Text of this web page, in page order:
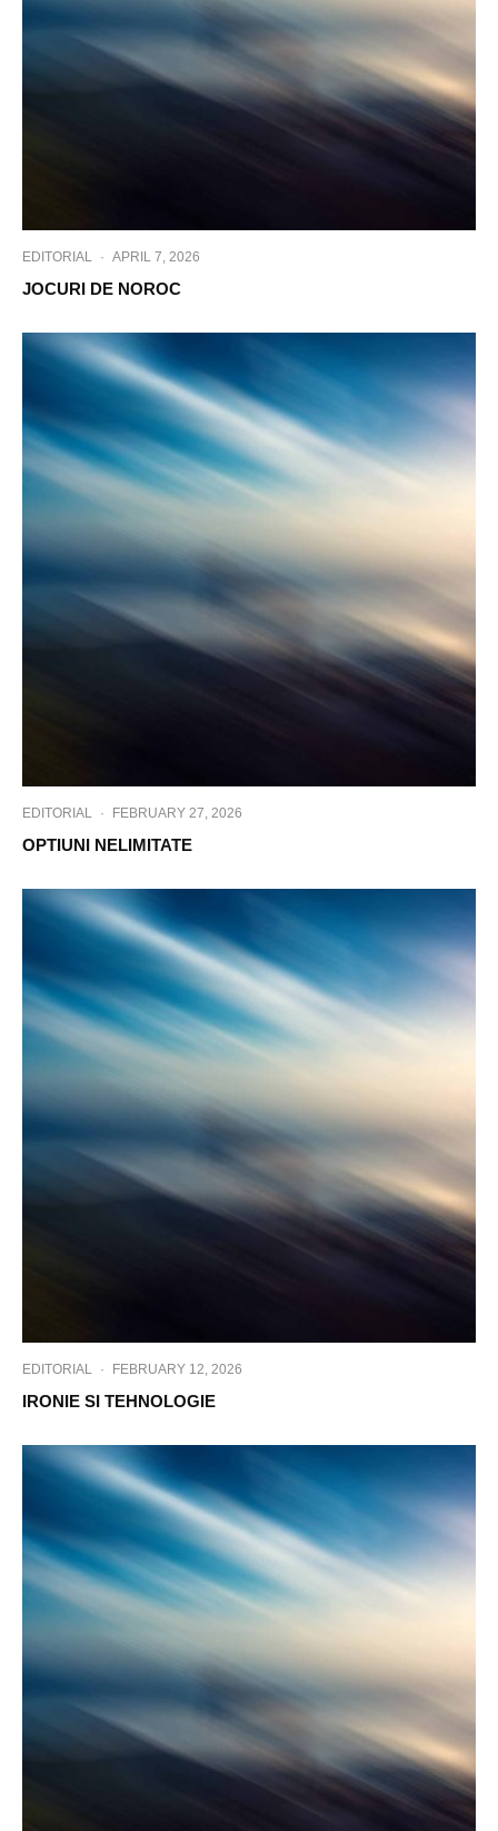
EDITORIAL · APRIL 7, 2026
JOCURI DE NOROC
EDITORIAL · FEBRUARY 27, 2026
OPTIUNI NELIMITATE
EDITORIAL · FEBRUARY 12, 2026
IRONIE SI TEHNOLOGIE